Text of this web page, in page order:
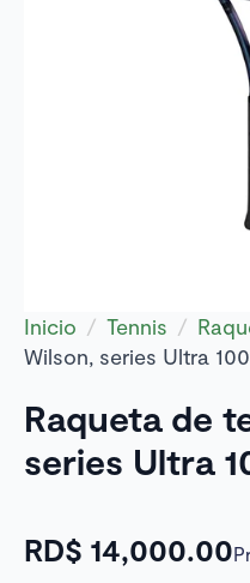
Inicio Tennis
Wilson, series Ultra
Raqueta de
series Ultra
RD$ 14,000.00